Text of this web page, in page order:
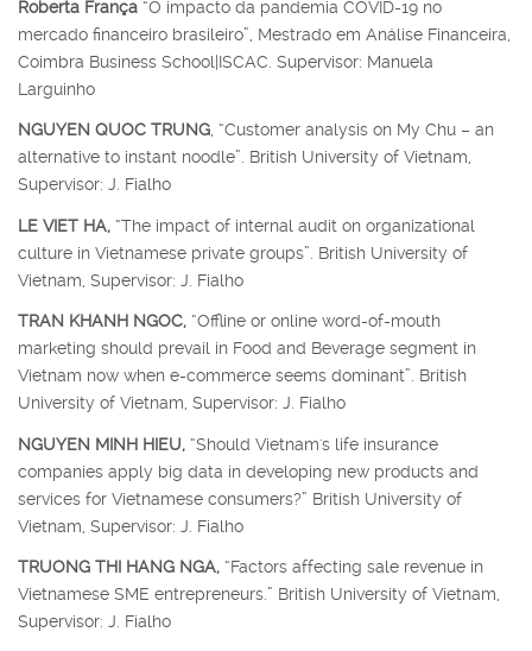
Roberta França “O impacto da pandemia COVID-19 no
mercado financeiro brasileiro”, Mestrado em Análise Financeira,
Coimbra Business School|ISCAC. Supervisor: Manuela
Larguinho
NGUYEN QUOC TRUNG , “Customer analysis on My Chu – an
alternative to instant noodle”. British University of Vietnam,
Supervisor: J. Fialho
LE VIET HA, “The impact of internal audit on organizational
culture in Vietnamese private groups”. British University of
Vietnam, Supervisor: J. Fialho
TRAN KHANH NGOC, “Offline or online word-of-mouth
marketing should prevail in Food and Beverage segment in
Vietnam now when e-commerce seems dominant”. British
University of Vietnam, Supervisor: J. Fialho
NGUYEN MINH HIEU, “Should Vietnam's life insurance
companies apply big data in developing new products and
services for Vietnamese consumers?” British University of
Vietnam, Supervisor: J. Fialho
TRUONG THI HANG NGA, “Factors affecting sale revenue in
Vietnamese SME entrepreneurs.” British University of Vietnam,
Supervisor: J. Fialho